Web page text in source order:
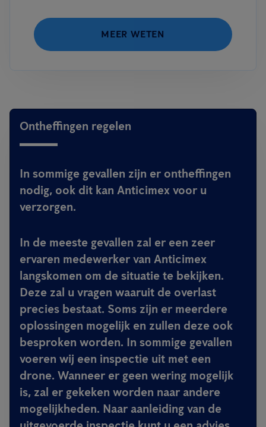
MEER WETEN
Ontheffingen regelen
In sommige gevallen zijn er ontheffingen
nodig, ook dit kan Anticimex voor u
verzorgen.
In de meeste gevallen zal er een zeer
ervaren medewerker van Anticimex
langskomen om de situatie te bekijken.
Deze zal u vragen waaruit de overlast
precies bestaat. Soms zijn er meerdere
oplossingen mogelijk en zullen deze ook
besproken worden. In sommige gevallen
voeren wij een inspectie uit met een
drone. Wanneer er geen wering mogelijk
is, zal er gekeken worden naar andere
mogelijkheden. Naar aanleiding van de